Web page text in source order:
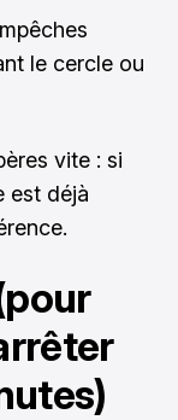
le cercle ou
vite : si
est déjà